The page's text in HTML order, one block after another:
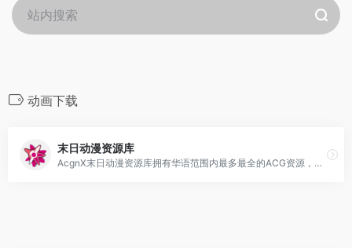
动画下载
末日动漫资源库
AcgnX末日动漫资源库拥有华语范围内最多最全的ACG资源，能为所有动漫爱好者提供最全的资源检索服务